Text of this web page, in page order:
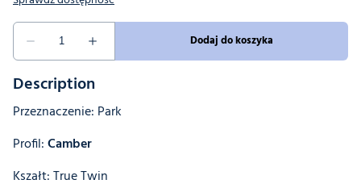
Description
Przeznaczenie: Park
Profil:Camber
Kszałt: True Twin